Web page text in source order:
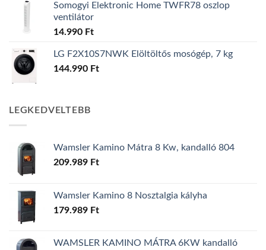
Somogyi Elektronic Home TWFR78 oszlop
ventilátor
14.990 Ft
LG F2X10S7NWK Elöltöltős mosógép, 7 kg
144.990 Ft
LEGKEDVELTEBB
Wamsler Kamino Mátra 8 Kw, kandalló 804
209.989 Ft
Wamsler Kamino 8 Nosztalgia kályha
179.989 Ft
WAMSLER KAMINO MÁTRA 6KW kandalló